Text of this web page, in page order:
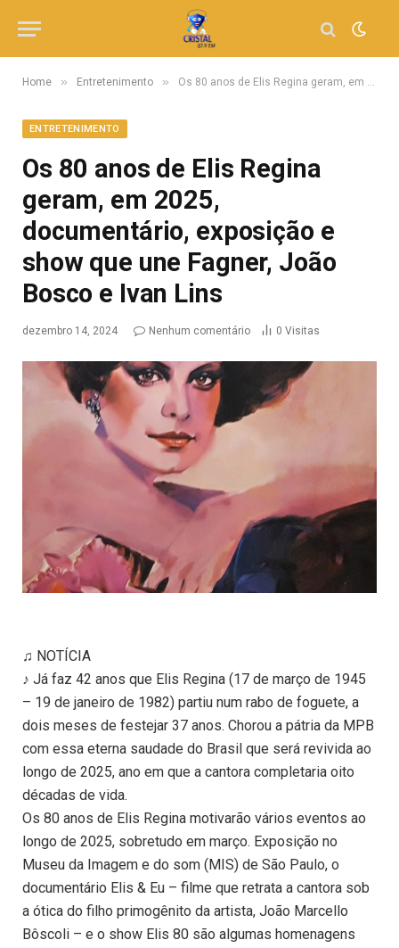
Home » Entretenimento » Os 80 anos de Elis Regina geram, em 2025, documentário, exposição e show que une Fagner, João Bosco e Ivan Lins
ENTRETENIMENTO
Os 80 anos de Elis Regina
geram, em 2025,
documentário, exposição e
show que une Fagner, João
Bosco e Ivan Lins
dezembro 14, 2024 Nenhum comentário 0 Visitas
♫ NOTÍCIA
♪ Já faz 42 anos que Elis Regina (17 de março de 1945
– 19 de janeiro de 1982) partiu num rabo de foguete, a
dois meses de festejar 37 anos. Chorou a pátria da MPB
com essa eterna saudade do Brasil que será revivida ao
longo de 2025, ano em que a cantora completaria oito
décadas de vida.
Os 80 anos de Elis Regina motivarão vários eventos ao
longo de 2025, sobretudo em março. Exposição no
Museu da Imagem e do som (MIS) de São Paulo, o
documentário Elis & Eu – filme que retrata a cantora sob
a ótica do filho primogênito da artista, João Marcello
Bôscoli – e o show Elis 80 são algumas homenagens